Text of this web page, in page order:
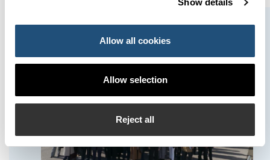
Show details
Allow all cookies
Allow selection
Reject all